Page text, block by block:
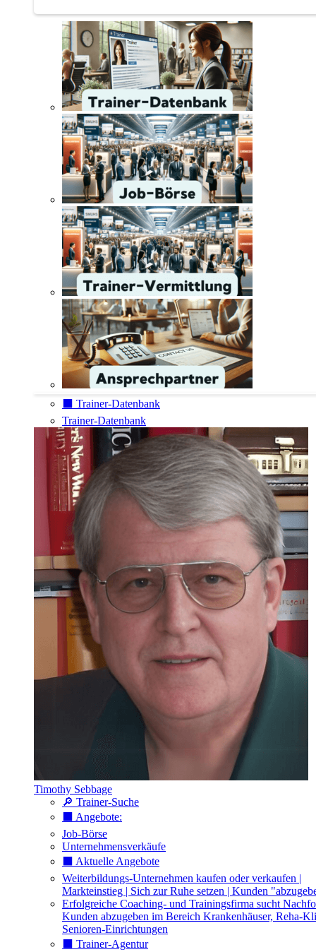
⬛️ Trainer-Datenbank
Trainer-Datenbank
Timothy Sebbage
🔎 Trainer-Suche
⬛️ Angebote:
Job-Börse
Unternehmensverkäufe
⬛️ Aktuelle Angebote
Weiterbildungs-Unternehmen kaufen oder verkaufen |
Markteinstieg | Sich zur Ruhe setzen | Kunden
Erfolgreiche Coaching- und Trainingsfirma sucht
Kunden abzugeben im Bereich Krankenhäuser, Reha-
Senioren-Einrichtungen
⬛️ Trainer-Agentur